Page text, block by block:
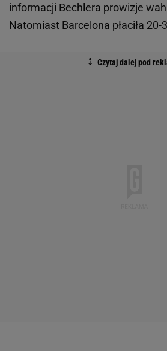
informacji Bechlera prowizje
Natomiast Barcelona płaciła 20-